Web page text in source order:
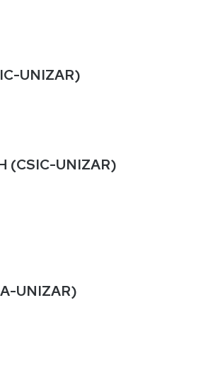
UNIZAR)
(CSIC-UNIZAR)
UNIZAR)